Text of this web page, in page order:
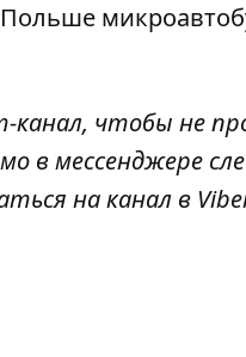
Польше
канал, чтобы не
в мессенджере
на канал в